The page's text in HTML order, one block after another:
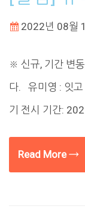
2022년 08월
※ 신규, 기간 변
다. 유미영 : 잇
기 전시 기간:
Read More →